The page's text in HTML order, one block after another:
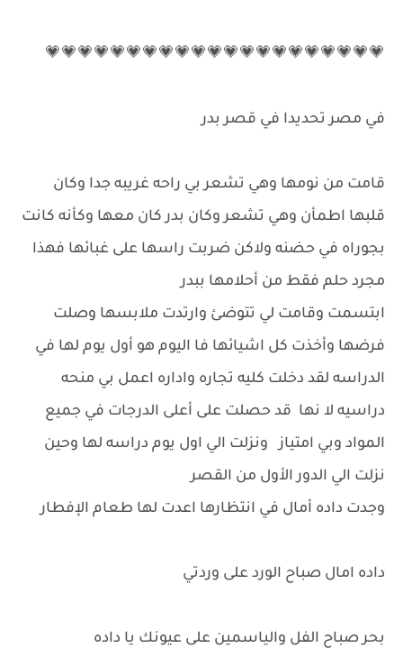
💗💗💗💗💗💗💗💗💗💗💗💗💗💗💗💗💗💗💗💗💗
في مصر تحديدا في قصر بدر
قامت من نومها وهي تشعر بي راحه غريبه جدا وكان
قلبها اطمأن وهي تشعر وكان بدر كان معها وكأنه كانت
بجوراه في حضنه ولاكن ضربت راسها على غبائها فهذا
مجرد حلم فقط من أحلامها ببدر
ابتسمت وقامت لي تتوضئ وارتدت ملابسها وصلت
فرضها وأخذت كل اشيائها فا اليوم هو أول يوم لها في
الدراسه لقد دخلت كليه تجاره واداره اعمل بي منحه
دراسيه لا نها قد حصلت على أعلى الدرجات في جميع
المواد وبي امتياز ونزلت الي اول يوم دراسه لها وحين
نزلت الي الدور الأول من القصر
وجدت داده أمال في انتظارها اعدت لها طعام الإفطار
داده امال صباح الورد على وردتي
بحر صباح الفل والياسمين على عيونك يا داده